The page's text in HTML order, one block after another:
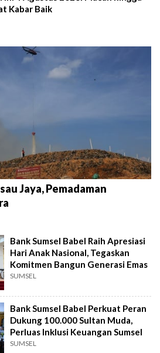
Kabar Baik
Jaya, Pemadaman
Bank Sumsel Babel Raih Apresiasi
Hari Anak Nasional, Tegaskan
Komitmen Bangun Generasi Emas
SUMSEL
Bank Sumsel Babel Perkuat Peran
Dukung 100.000 Sultan Muda,
Perluas Inklusi Keuangan Sumsel
SUMSEL